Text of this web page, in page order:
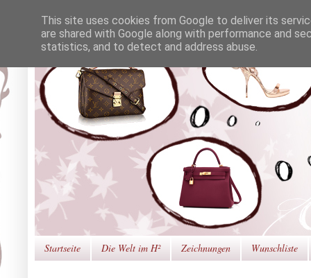
Startseite Die Welt im H² Zeichnungen Wunschliste
This site uses cookies from Google to deliver its
are shared with Google along with performance and
statistics, and to detect and address abuse.